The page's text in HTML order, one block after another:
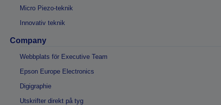
Micro Piezo-teknik
Innovativ teknik
Company
Webbplats för Executive Team
Epson Europe Electronics
Digigraphie
Utskrifter direkt på tyg